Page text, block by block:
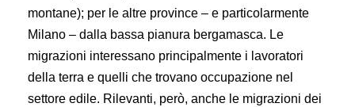
montane); per le altre province – e particolarmente
Milano – dalla bassa pianura bergamasca. Le
migrazioni interessano principalmente i lavoratori
della terra e quelli che trovano occupazione nel
settore edile. Rilevanti, però, anche le migrazioni dei